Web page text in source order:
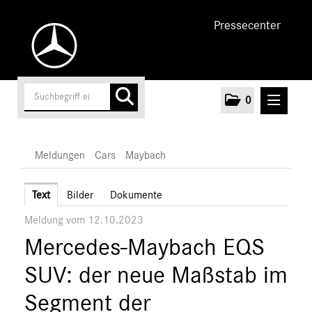
Pressecenter
0
Unternehmen
Cars
AMG
Maybach
S-Klasse
Meldungen Cars Maybach
Text Bilder Dokumente
Meldung vom 12.10.2023
Mercedes-Maybach EQS
SUV: der neue Maßstab im
Segment der